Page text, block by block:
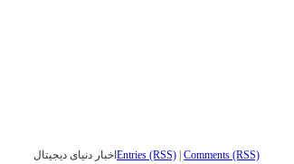
اخبار دنیای دیجیتال Entries (RSS) Comments (RSS)